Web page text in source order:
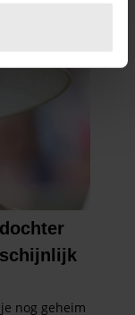
te
te bieden
Ook delen we
met onze
analyse. Deze
die ze hebben
hun services. U
website blijft